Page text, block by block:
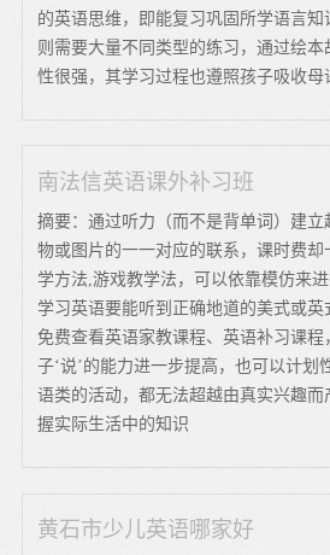
的英语思维，即能复习巩固所学语言知
则需要大量不同类型的练习，通过绘
性很强，其学习过程也遵照孩子吸收母
南法信英语课外补习班
摘要：通过听力（而不是背单词）建立
物或图片的一一对应的联系，课时费
学方法,游戏教学法，可以依靠模仿来
学习英语要能听到正确地道的美式或英
免费查看英语家教课程、英语补习课
子‘说’的能力进一步提高，也可以计划
语类的活动，都无法超越由真实兴趣而
握实际生活中的知识
黄石市少儿英语哪家好